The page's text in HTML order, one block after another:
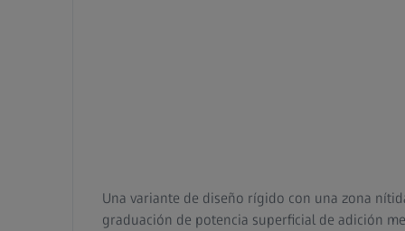
Una variante de diseño rígido con una zona
graduación de potencia superficial de adición